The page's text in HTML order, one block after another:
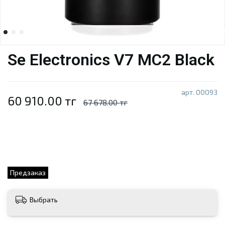
арт. 00093
Предзаказ
Se Electronics V7 MC2 Black
60 910.00 тг 67 678.00 тг
Выбрать